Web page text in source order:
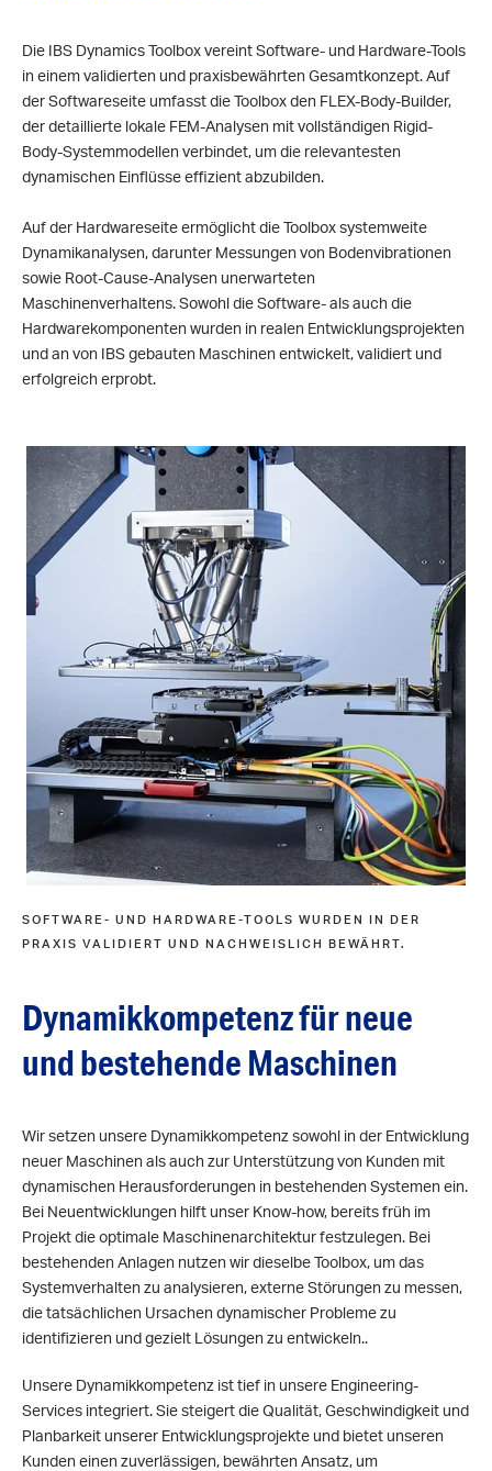
Die IBS Dynamics Toolbox vereint Software- und Hardware-Tools
in einem validierten und praxisbewährten Gesamtkonzept. Auf
der Softwareseite umfasst die Toolbox den FLEX-Body-Builder,
der detaillierte lokale FEM-Analysen mit vollständigen Rigid-
Body-Systemmodellen verbindet, um die relevantesten
dynamischen Einflüsse effizient abzubilden.
Auf der Hardwareseite ermöglicht die Toolbox systemweite
Dynamikanalysen, darunter Messungen von Bodenvibrationen
sowie Root-Cause-Analysen unerwarteten
Maschinenverhaltens. Sowohl die Software- als auch die
Hardwarekomponenten wurden in realen Entwicklungsprojekten
und an von IBS gebauten Maschinen entwickelt, validiert und
erfolgreich erprobt.
SOFTWARE- UND HARDWARE-TOOLS WURDEN IN DER
PRAXIS VALIDIERT UND NACHWEISLICH BEWÄHRT.
Dynamikkompetenz für neue
und bestehende Maschinen
Wir setzen unsere Dynamikkompetenz sowohl in der Entwicklung
neuer Maschinen als auch zur Unterstützung von Kunden mit
dynamischen Herausforderungen in bestehenden Systemen ein.
Bei Neuentwicklungen hilft unser Know-how, bereits früh im
Projekt die optimale Maschinenarchitektur festzulegen. Bei
bestehenden Anlagen nutzen wir dieselbe Toolbox, um das
Systemverhalten zu analysieren, externe Störungen zu messen,
die tatsächlichen Ursachen dynamischer Probleme zu
identifizieren und gezielt Lösungen zu entwickeln..
Unsere Dynamikkompetenz ist tief in unsere Engineering-
Services integriert. Sie steigert die Qualität, Geschwindigkeit und
Planbarkeit unserer Entwicklungsprojekte und bietet unseren
Kunden einen zuverlässigen, bewährten Ansatz, um